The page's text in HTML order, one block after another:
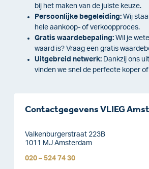
bij het maken van de juiste keuze.
Persoonlijke begeleiding: Wij
hele aankoop- of verkoopproces.
Gratis waardebepaling: Wil je
waard is? Vraag een gratis
Uitgebreid netwerk: Dankzij ons
vinden we snel de perfecte koper
Contactgegevens VLIEG
Valkenburgerstraat 223B
1011 MJ Amsterdam
020 – 524 74 30